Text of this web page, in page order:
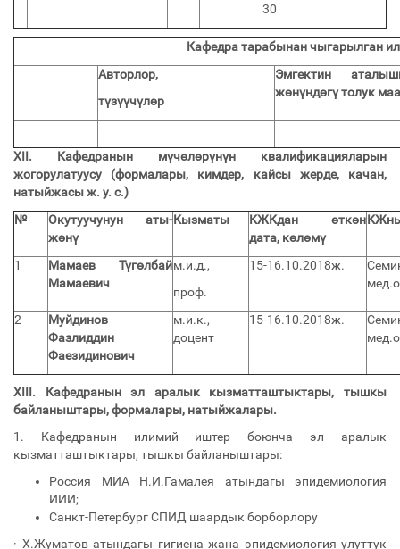
30
Кафедра тарабынан чыгарылган
Авторлор,
түзүүчүлөр
Эмгектин
жөнүндөгү толук
-
-
XII. Кафедранын мүчөлөрүнүн квалификацияларын
жогорулатуусу (формалары, кимдер, кайсы жерде, качан,
натыйжасы ж. у. с.)
№
Окутуучунун аты-
жөнү
Кызматы
КЖКдан өткөн
дата, көлөмү
1
Мамаев Түгөлбай
Мамаевич
м.и.д.,
проф.
15-16.10.2018ж.
2
Муйдинов
Фазлиддин
Фаезидинович
м.и.к.,
доцент
15-16.10.2018ж.
XIII. Кафедранын эл аралык кызматташтыктары, тышкы
байланыштары, формалары, натыйжалары.
1. Кафедранын илимий иштер боюнча эл аралык
кызматташтыктары, тышкы байланыштары:
Россия МИА Н.И.Гамалея атындагы эпидемиология
ИИИ;
Санкт-Петербург СПИД шаардык борборлору
· Х.Жуматов атындагы гигиена жана эпидемиология улуттук